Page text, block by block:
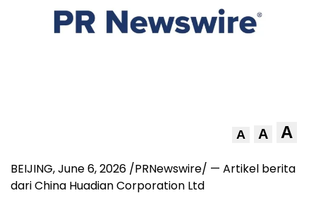
A A A
BEIJING, June 6, 2026 /PRNewswire/ — Artikel berita
dari China Huadian Corporation Ltd